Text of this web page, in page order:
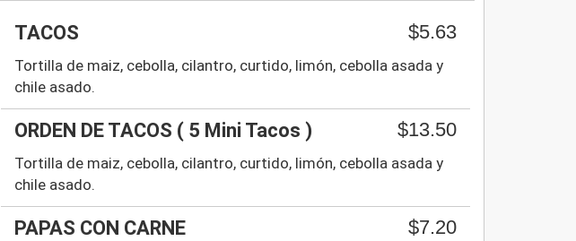
TACOS $5.63
Tortilla de maiz, cebolla, cilantro, curtido, limón, cebolla asada y
chile asado.
ORDEN DE TACOS ( 5 Mini Tacos ) $13.50
Tortilla de maiz, cebolla, cilantro, curtido, limón, cebolla asada y
chile asado.
PAPAS CON CARNE $7.20